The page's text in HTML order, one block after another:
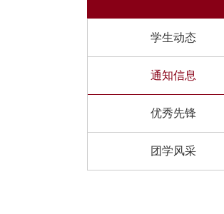
学生动态
通知信息
优秀先锋
团学风采